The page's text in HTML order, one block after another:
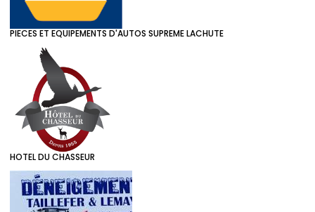
PIECES ET EQUIPEMENTS D'AUTOS SUPREME LACHUTE
HOTEL DU CHASSEUR